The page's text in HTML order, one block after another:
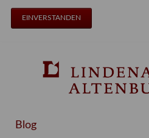
EINVERSTANDEN
Blog